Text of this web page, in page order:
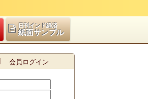
日刊インド経済
紙面サンプル
会員ログイン